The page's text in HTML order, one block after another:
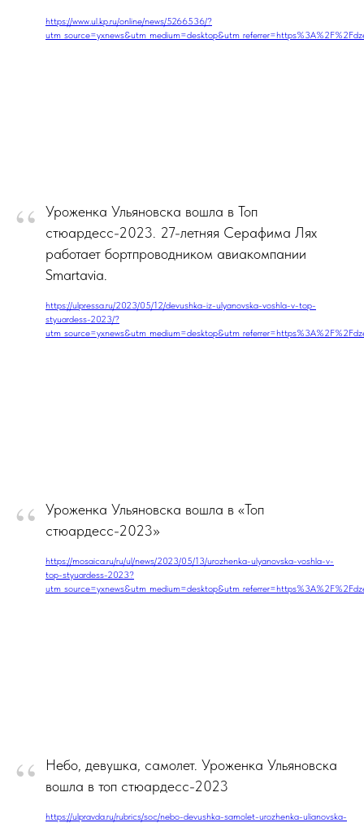
https://www.ul.kp.ru/online/news/5266536/?
“
Уроженка Ульяновска вошла в Топ
стюардесс-2023. 27-летняя Серафима Лях
работает бортпроводником авиакомпании
Smartavia.
https://ulpressa.ru/2023/05/12/devushka-iz-ulyanovska-voshla-v-top-
styuardess-2023/?
“
Уроженка Ульяновска вошла в «Топ
стюардесс-2023»
https://mosaica.ru/ru/ul/news/2023/05/13/urozhenka-ulyanovska-voshla-v-
top-styuardess-2023?
“
Небо, девушка, самолет. Уроженка Ульяновска
вошла в топ стюардесс-2023
https://ulpravda.ru/rubrics/soc/nebo-devushka-samolet-urozhenka-ulianovska-